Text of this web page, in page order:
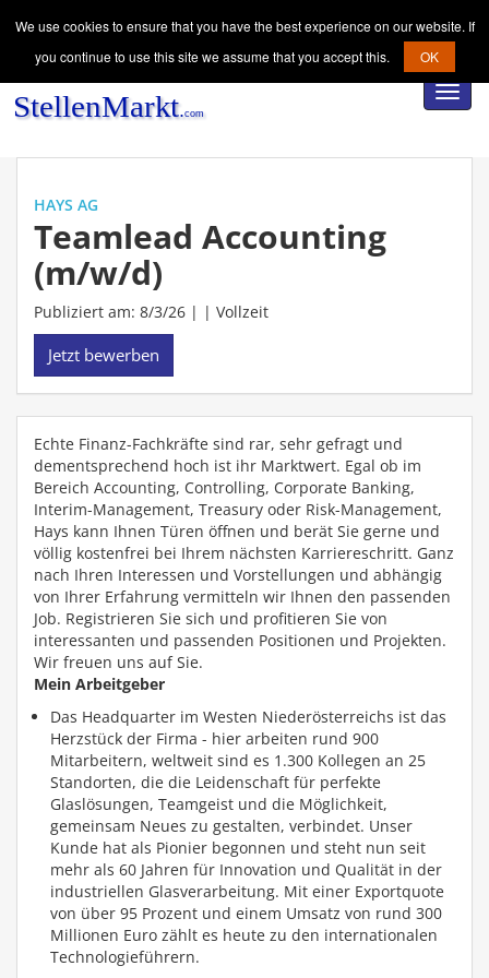
HAYS AG
Teamlead Accounting
(m/w/d)
Publiziert am: 8/3/26 | | Vollzeit
Jetzt bewerben
Echte Finanz-Fachkräfte sind rar, sehr gefragt und
dementsprechend hoch ist ihr Marktwert. Egal ob im
Bereich Accounting, Controlling, Corporate Banking,
Interim-Management, Treasury oder Risk-Management,
Hays kann Ihnen Türen öffnen und berät Sie gerne und
völlig kostenfrei bei Ihrem nächsten Karriereschritt. Ganz
nach Ihren Interessen und Vorstellungen und abhängig
von Ihrer Erfahrung vermitteln wir Ihnen den passenden
Job. Registrieren Sie sich und profitieren Sie von
interessanten und passenden Positionen und Projekten.
Wir freuen uns auf Sie.
Mein Arbeitgeber
Das Headquarter im Westen Niederösterreichs ist das
Herzstück der Firma - hier arbeiten rund 900
Mitarbeitern, weltweit sind es 1.300 Kollegen an 25
Standorten, die die Leidenschaft für perfekte
Glaslösungen, Teamgeist und die Möglichkeit,
gemeinsam Neues zu gestalten, verbindet. Unser
Kunde hat als Pionier begonnen und steht nun seit
mehr als 60 Jahren für Innovation und Qualität in der
industriellen Glasverarbeitung. Mit einer Exportquote
von über 95 Prozent und einem Umsatz von rund 300
Millionen Euro zählt es heute zu den internationalen
Technologieführern.
We use cookies to ensure that you have the best experience on our website. If
you continue to use this site we assume that you accept this.
OK